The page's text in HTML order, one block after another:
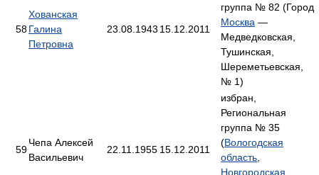
58
Хованская
Галина
Петровна
23.08.1943 15.12.2011
группа № 82 (Город
Москва —
Медведковская,
Тушинская,
Шереметьевская,
№ 1)
59
Чепа Алексей
Васильевич
22.11.1955 15.12.2011
избран,
Региональная
группа № 35
(Вологодская
область
Новгородская